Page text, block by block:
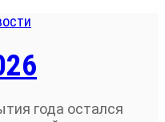
года остался